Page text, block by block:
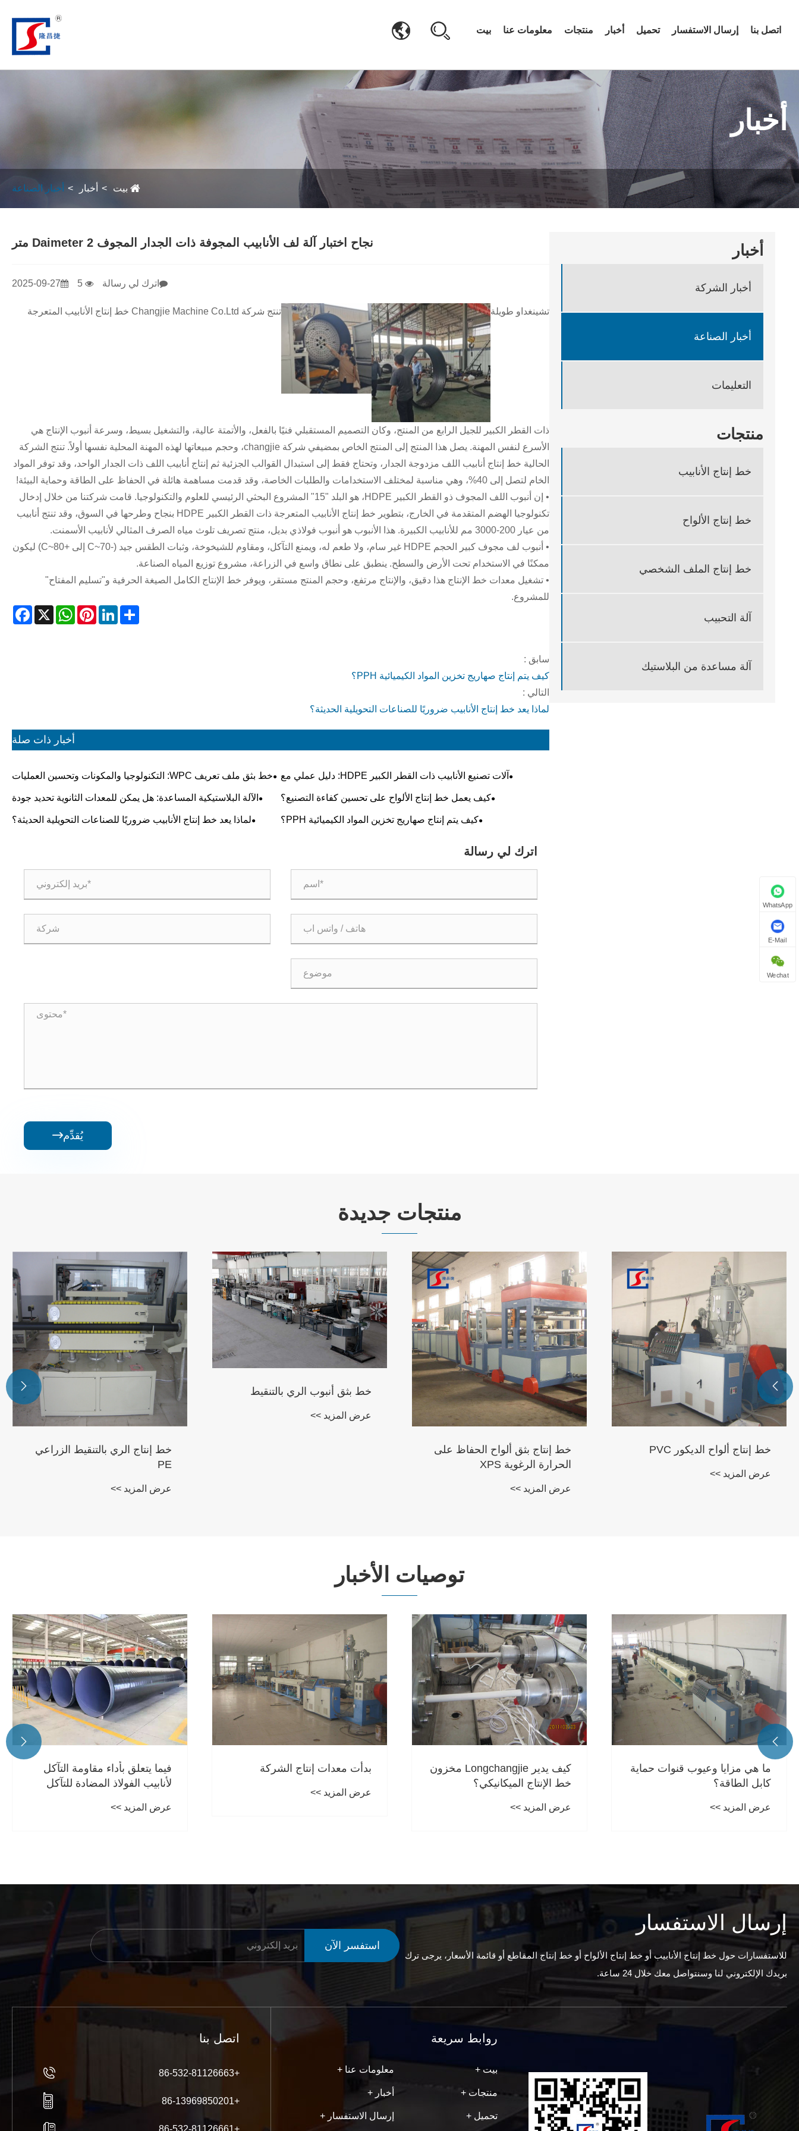
بيت معلومات عنا منتجات أخبار تحميل إرسال الاستفسار اتصل بنا
أخبار
بيت أخبار أخبار الصناعة
أخبار
أخبار الشركة
أخبار الصناعة
التعليمات
منتجات
خط إنتاج الأنابيب
خط إنتاج الألواح
خط إنتاج الملف الشخصي
آلة التحبيب
آلة مساعدة من البلاستيك
نجاح اختبار آلة لف الأنابيب المجوفة ذات الجدار المجوف Daimeter 2 متر
2025-09-27 اترك لي رسالة
تشينغداو طويلة تنتج شركة Changjie Machine Co.Ltd خط إنتاج الأنابيب المتعرجة
ذات القطر الكبير للجيل الرابع من المنتج، وكان التصميم المستقبلي فنيًا بالفعل، والأتمتة عالية، والتشغيل بسيط، وسرعة أنبوب الإنتاج هي
الأسرع لنفس المهنة. يصل هذا المنتج إلى المنتج الخاص بمضيفي شركة changjie، وحجم مبيعاتها لهذه المهنة المحلية نفسها أولاً. تنتج الشركة
الحالية خط إنتاج أنابيب اللف مزدوجة الجدار، وتحتاج فقط إلى استبدال القوالب الجزئية ثم إنتاج أنابيب اللف ذات الجدار الواحد، وقد توفر المواد
الخام لتصل إلى 40%، وهي مناسبة لمختلف الاستخدامات والطلبات الخاصة، وقد قدمت مساهمة هائلة في الحفاظ على الطاقة وحماية البيئة!
• إن أنبوب اللف المجوف ذو القطر الكبير HDPE، هو البلد "15" المشروع البحثي الرئيسي للعلوم والتكنولوجيا. قامت شركتنا من خلال إدخال
تكنولوجيا الهضم المتقدمة في الخارج، بتطوير خط إنتاج الأنابيب المتعرجة ذات القطر الكبير HDPE بنجاح وطرحها في السوق، وقد تنتج أنابيب
من عيار 200-3000 مم للأنابيب الكبيرة. هذا الأنبوب هو أنبوب فولاذي بديل، منتج تصريف تلوث مياه الصرف المثالي لأنابيب الأسمنت.
• أنبوب لف مجوف كبير الحجم HDPE غير سام، ولا طعم له، ويمنع التآكل، ومقاوم للشيخوخة، وثبات الطقس جيد (-70~C إلى +80~C) ليكون
ممكنًا في الاستخدام تحت الأرض والسطح. ينطبق على نطاق واسع في الزراعة، مشروع توزيع المياه الصناعة.
• تشغيل معدات خط الإنتاج هذا دقيق، والإنتاج مرتفع، وحجم المنتج مستقر، ويوفر خط الإنتاج الكامل الصيغة الحرفية و"تسليم المفتاح"
للمشروع.
X
WhatsAppPinterestLinkedInShare
سابق :
كيف يتم إنتاج صهاريج تخزين المواد الكيميائية PPH؟
التالي :
لماذا يعد خط إنتاج الأنابيب ضروريًا للصناعات التحويلية الحديثة؟
أخبار ذات صلة
خط بثق ملف تعريف WPC: التكنولوجيا والمكونات وتحسين العمليات
آلات تصنيع الأنابيب ذات القطر الكبير HDPE: دليل عملي مع
المعلمات الرئيسية
الآلة البلاستيكية المساعدة: هل يمكن للمعدات الثانوية تحديد جودة
الإنتاج الأولي؟
كيف يعمل خط إنتاج الألواح على تحسين كفاءة التصنيع؟
لماذا يعد خط إنتاج الأنابيب ضروريًا للصناعات التحويلية الحديثة؟ كيف يتم إنتاج صهاريج تخزين المواد الكيميائية PPH؟
اترك لي رسالة
يُقدِّم
منتجات جديدة
خط إنتاج ألواح الديكور PVC
عرض المزيد >>
خط إنتاج بثق ألواح الحفاظ على
الحرارة الرغوية XPS
عرض المزيد >>
خط بثق أنبوب الري بالتنقيط
عرض المزيد >>
خط إنتاج الري بالتنقيط الزراعي
PE
عرض المزيد >>


توصيات الأخبار
ما هي مزايا وعيوب قنوات حماية
كابل الطاقة؟
عرض المزيد >>
كيف يدير Longchangjie مخزون
خط الإنتاج الميكانيكي؟
عرض المزيد >>
بدأت معدات إنتاج الشركة
عرض المزيد >>
فيما يتعلق بأداء مقاومة التآكل
لأنابيب الفولاذ المضادة للتآكل
عرض المزيد >>


إرسال الاستفسار
للاستفسارات حول خط إنتاج الأنابيب أو خط إنتاج الألواح أو خط إنتاج المقاطع أو قائمة الأسعار، يرجى ترك
بريدك الإلكتروني لنا وسنتواصل معك خلال 24 ساعة.
استفسر الآن
روابط سريعة
بيت + معلومات عنا +
منتجات + أخبار +
تحميل + إرسال الاستفسار +
اتصل بنا
+86-532-81126663
+86-13969850201
+86-532-81126661
WhatsApp
E-Mail
Wechat